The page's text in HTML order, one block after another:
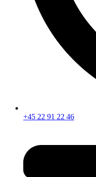
+45 22 91 22 46